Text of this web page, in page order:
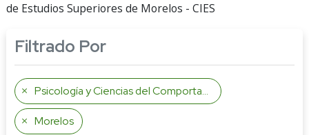
de Estudios Superiores de Morelos - CIES
Filtrado Por
Psicología y Ciencias del Comportamiento
Morelos